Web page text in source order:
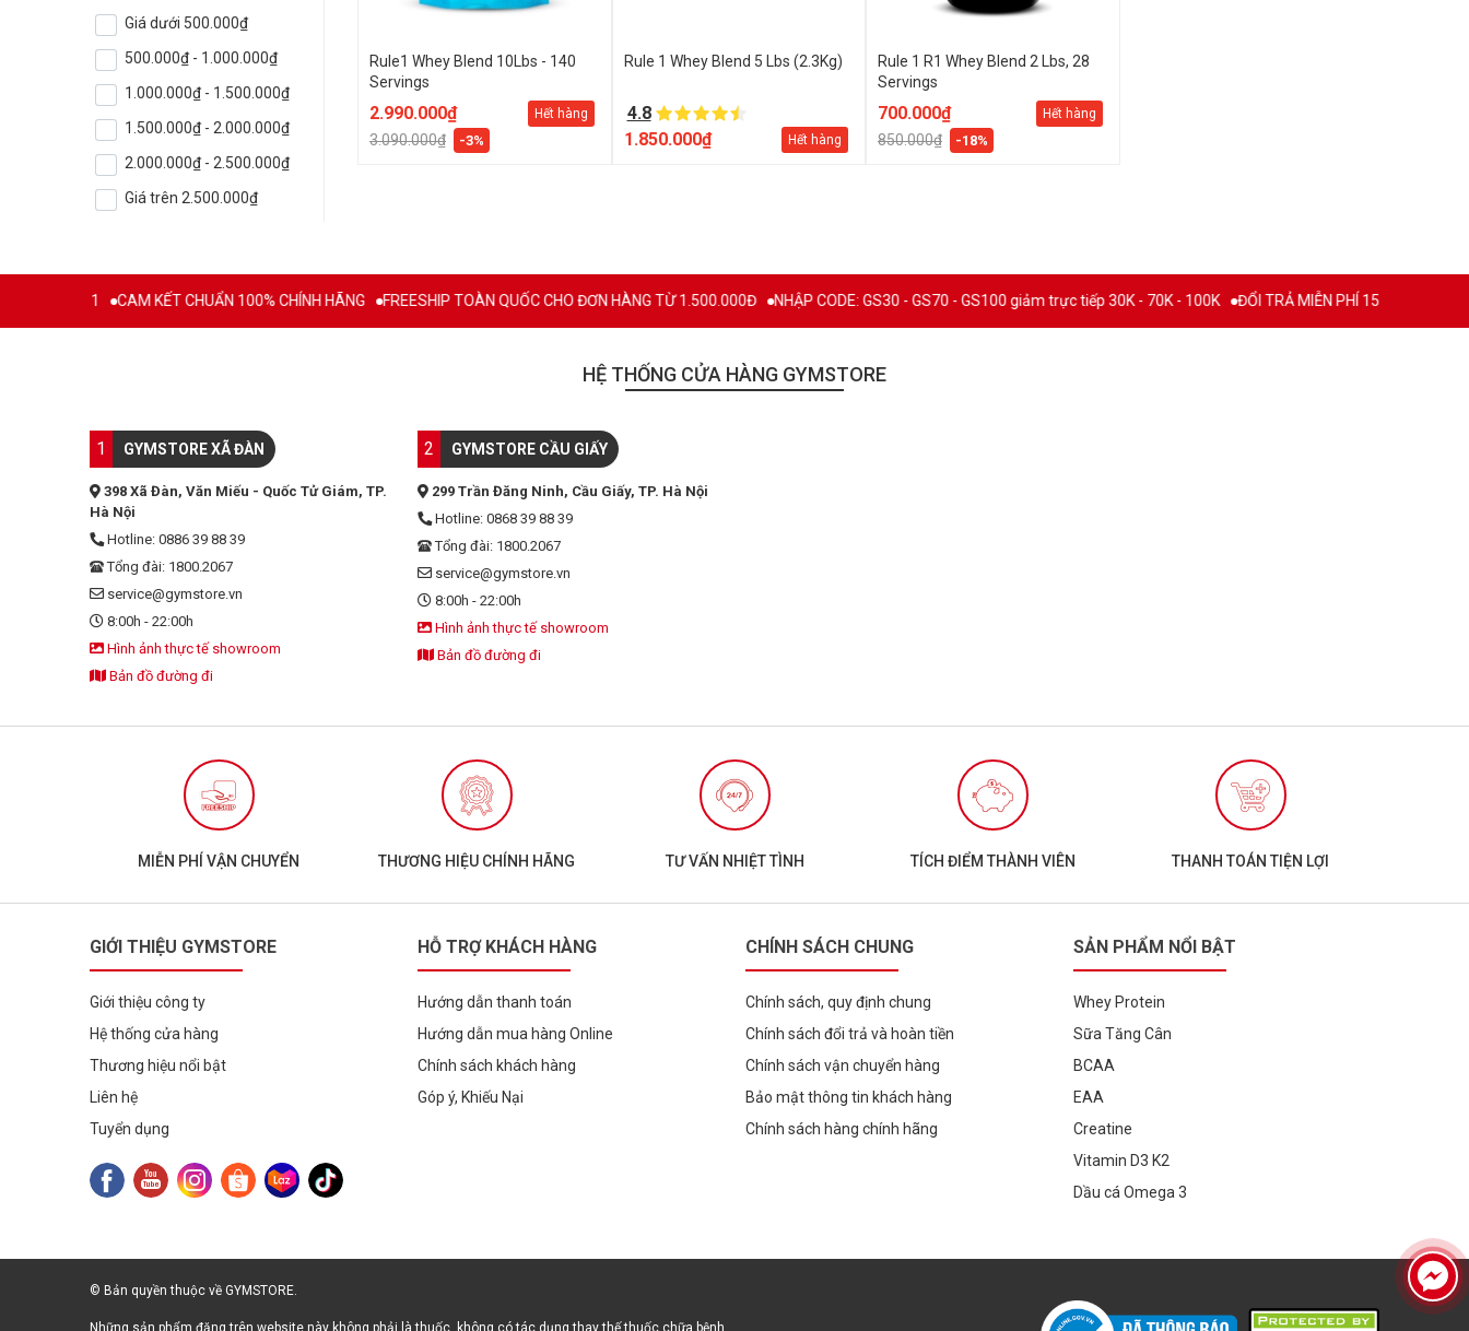
Giá dưới 500.000₫
500.000₫ - 1.000.000₫
1.000.000₫ - 1.500.000₫
1.500.000₫ - 2.000.000₫
2.000.000₫ - 2.500.000₫
Giá trên 2.500.000₫
Rule1 Whey Blend 10Lbs - 140
Servings
2.990.000₫
3.090.000₫ -3%
Hết hàng
Rule 1 Whey Blend 5 Lbs (2.3Kg)
4.8
1.850.000₫
Hết hàng
Rule 1 R1 Whey Blend 2 Lbs, 28
Servings
700.000₫
850.000₫ -18%
Hết hàng
CAM KẾT CHUẨN 100% CHÍNH HÃNG FREESHIP TOÀN QUỐC CHO ĐƠN HÀNG TỪ 1.500.000Đ NHẬP CODE: GS30 - GS70 - GS100 giảm trực tiếp 30K - 70K - 100K ĐỔI TRẢ MIỄN PHÍ 15 NGÀY
HỆ THỐNG CỬA HÀNG GYMSTORE
1 GYMSTORE XÃ ĐÀN
398 Xã Đàn, Văn Miếu - Quốc Tử Giám, TP.
Hà Nội
Hotline: 0886 39 88 39
Tổng đài: 1800.2067
service@gymstore.vn
8:00h - 22:00h
Hình ảnh thực tế showroom
Bản đồ đường đi
2 GYMSTORE CẦU GIẤY
299 Trần Đăng Ninh, Cầu Giấy, TP. Hà Nội
Hotline: 0868 39 88 39
Tổng đài: 1800.2067
service@gymstore.vn
8:00h - 22:00h
Hình ảnh thực tế showroom
Bản đồ đường đi
MIỄN PHÍ VẬN CHUYỂN THƯƠNG HIỆU CHÍNH HÃNG TƯ VẤN NHIỆT TÌNH TÍCH ĐIỂM THÀNH VIÊN THANH TOÁN TIỆN LỢI
GIỚI THIỆU GYMSTORE
Giới thiệu công ty
Hệ thống cửa hàng
Thương hiệu nổi bật
Liên hệ
Tuyển dụng
HỖ TRỢ KHÁCH HÀNG
Hướng dẫn thanh toán
Hướng dẫn mua hàng Online
Chính sách khách hàng
Góp ý, Khiếu Nại
CHÍNH SÁCH CHUNG
Chính sách, quy định chung
Chính sách đổi trả và hoàn tiền
Chính sách vận chuyển hàng
Bảo mật thông tin khách hàng
Chính sách hàng chính hãng
SẢN PHẨM NỔI BẬT
Whey Protein
Sữa Tăng Cân
BCAA
EAA
Creatine
Vitamin D3 K2
Dầu cá Omega 3
© Bản quyền thuộc về GYMSTORE.
Những sản phẩm đăng trên website này không phải là thuốc, không có tác dụng thay thế thuốc chữa bệnh.